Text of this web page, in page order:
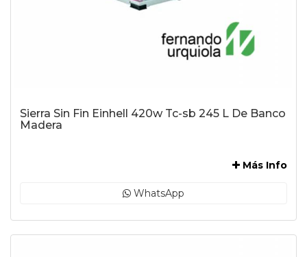
Sierra Sin Fin Einhell 420w Tc-sb 245 L De Banco
Madera
Más Info
WhatsApp